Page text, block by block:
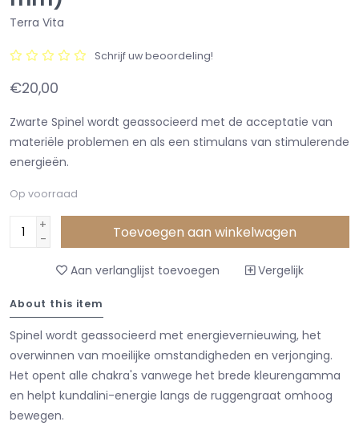
Terra Vita
Schrijf uw beoordeling!
€20,00
Zwarte Spinel wordt geassocieerd met de acceptatie van
materiële problemen en als een stimulans van stimulerende
energieën.
Op voorraad
+
-
Toevoegen aan winkelwagen
Aan verlanglijst toevoegen Vergelijk
About this item
Spinel wordt geassocieerd met energievernieuwing, het
overwinnen van moeilijke omstandigheden en verjonging.
Het opent alle chakra's vanwege het brede kleurengamma
en helpt kundalini-energie langs de ruggengraat omhoog
bewegen.